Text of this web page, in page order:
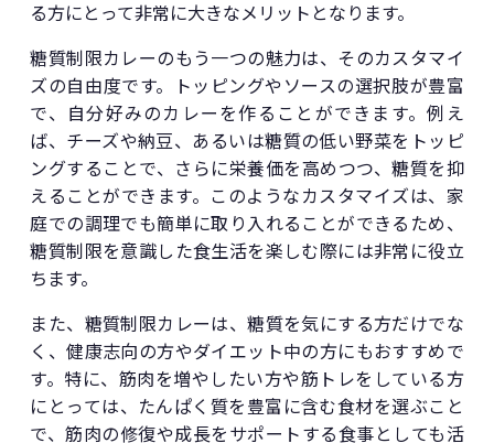
る方にとって非常に大きなメリットとなります。
糖質制限カレーのもう一つの魅力は、そのカスタマイ
ズの自由度です。トッピングやソースの選択肢が豊富
で、自分好みのカレーを作ることができます。例え
ば、チーズや納豆、あるいは糖質の低い野菜をトッピ
ングすることで、さらに栄養価を高めつつ、糖質を抑
えることができます。このようなカスタマイズは、家
庭での調理でも簡単に取り入れることができるため、
糖質制限を意識した食生活を楽しむ際には非常に役立
ちます。
また、糖質制限カレーは、糖質を気にする方だけでな
く、健康志向の方やダイエット中の方にもおすすめで
す。特に、筋肉を増やしたい方や筋トレをしている方
にとっては、たんぱく質を豊富に含む食材を選ぶこと
で、筋肉の修復や成長をサポートする食事としても活